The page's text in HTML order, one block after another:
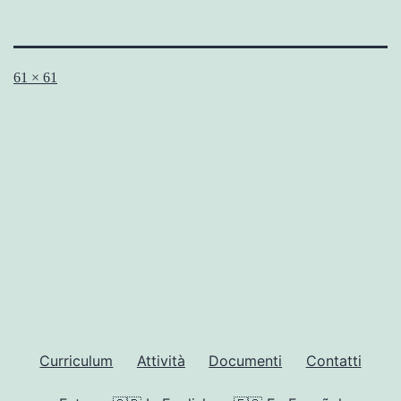
A
61 × 61
Curriculum Attività Documenti Contatti